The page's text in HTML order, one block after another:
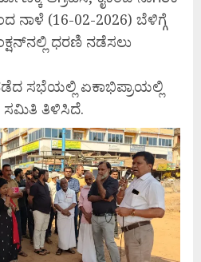
(16-02-2026) ಬೆಳಿಗ್ಗೆ
ಧರಣಿ ನಡೆಸಲು
ಸಭೆಯಲ್ಲಿ ಏಕಾಭಿಪ್ರಾಯಲ್ಲಿ
ಸಮಿತಿ ತಿಳಿಸಿದೆ.